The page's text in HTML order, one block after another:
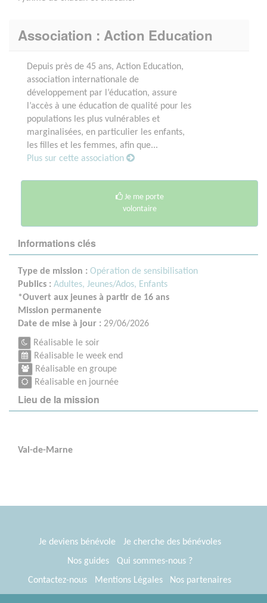
Association : Action Education
Depuis près de 45 ans, Action Education,
association internationale de
développement par l’éducation, assure
l’accès à une éducation de qualité pour les
populations les plus vulnérables et
marginalisées, en particulier les enfants,
les filles et les femmes, afin que...
Plus sur cette association
Je me porte
volontaire
Informations clés
Type de mission : Opération de sensibilisation
Publics : Adultes, Jeunes/Ados, Enfants
*Ouvert aux jeunes à partir de 16 ans
Mission permanente
Date de mise à jour : 29/06/2026
Réalisable le soir
Réalisable le week end
Réalisable en groupe
Réalisable en journée
Lieu de la mission
Val-de-Marne
Je deviens bénévole
Je cherche des bénévoles
Nos guides
Qui sommes-nous ?
Contactez-nous
Mentions Légales
Nos partenaires